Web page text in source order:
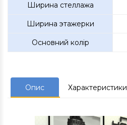
Ширина стеллажа
Ширина этажерки
Основний колір
Опис Характеристики